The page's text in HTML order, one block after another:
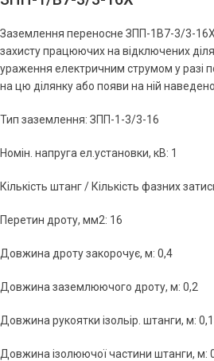
Заземлення переносне ЗПП-1В7-3/3-
захисту працюючих на відключених
ураження електричним струмом у разі
на цю ділянку або появи на ній
Тип заземлення: ЗПП-1-3/3-16
Номін. напруга ел.установки, кВ: 1
Кількість штанг / Кількість фазних
Перетин дроту, мм2: 16
Довжина дроту закорочує, м: 0,4
Довжина заземлюючого дроту, м: 0,2
Довжина рукоятки ізольір. штанги, м:
Довжина ізолюючої частини штанги, м: